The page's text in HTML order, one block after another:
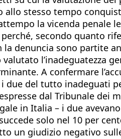
stesso tempo
la vicenda penale
secondo quanto
denuncia sono partite
l’inadeguatezza
A confermare
del tutto inadeguati
dal Tribunale
in Italia – i due
solo nel 10 per
un giudizio negativo